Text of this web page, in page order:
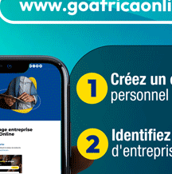
sont convoqués sur ce